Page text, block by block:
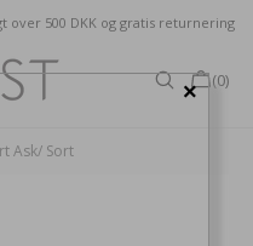
over 500 DKK og gratis returnering
Kurv
(0)
Ask/ Sort
×